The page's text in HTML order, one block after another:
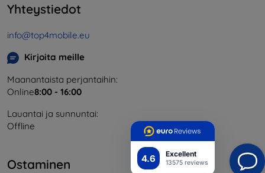
4.6 Excellent
13575 reviews
Yhteystiedot
info@top4mobile.eu
Kirjoita meille
Maanantaista perjantaihin:
Online8:00 - 16:00
Lauantai ja sunnuntai:
Offline
Ostaminen